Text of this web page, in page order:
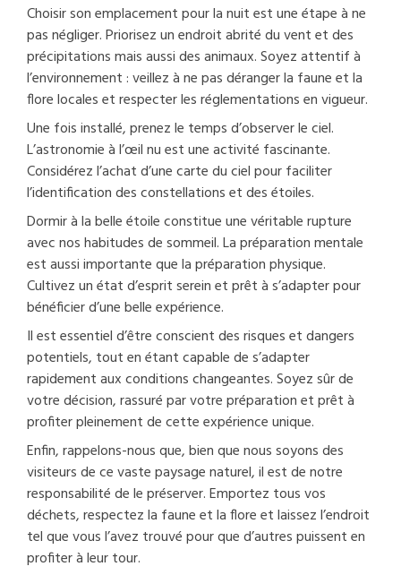
Choisir son emplacement pour la nuit est une étape à ne
pas négliger. Priorisez un endroit abrité du vent et des
précipitations mais aussi des animaux. Soyez attentif à
l’environnement : veillez à ne pas déranger la faune et la
flore locales et respecter les réglementations en vigueur.
Une fois installé, prenez le temps d’observer le ciel.
L’astronomie à l’œil nu est une activité fascinante.
Considérez l’achat d’une carte du ciel pour faciliter
l’identification des constellations et des étoiles.
Dormir à la belle étoile constitue une véritable rupture
avec nos habitudes de sommeil. La préparation mentale
est aussi importante que la préparation physique.
Cultivez un état d’esprit serein et prêt à s’adapter pour
bénéficier d’une belle expérience.
Il est essentiel d’être conscient des risques et dangers
potentiels, tout en étant capable de s’adapter
rapidement aux conditions changeantes. Soyez sûr de
votre décision, rassuré par votre préparation et prêt à
profiter pleinement de cette expérience unique.
Enfin, rappelons-nous que, bien que nous soyons des
visiteurs de ce vaste paysage naturel, il est de notre
responsabilité de le préserver. Emportez tous vos
déchets, respectez la faune et la flore et laissez l’endroit
tel que vous l’avez trouvé pour que d’autres puissent en
profiter à leur tour.